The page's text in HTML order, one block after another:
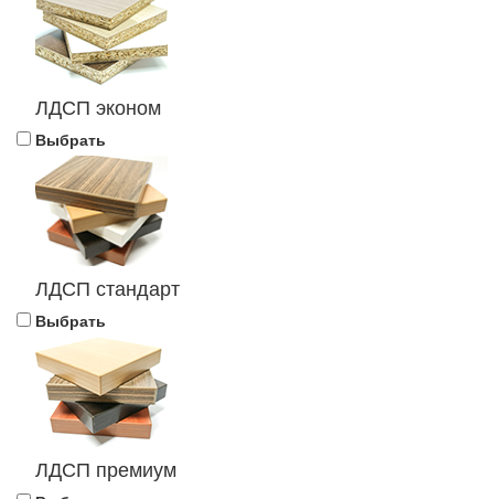
ЛДСП эконом
Выбрать
ЛДСП стандарт
Выбрать
ЛДСП премиум